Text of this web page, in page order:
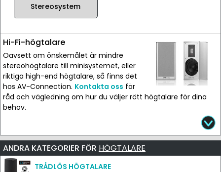
Stereosystem
Hi-Fi-högtalare
Oavsett om önskemålet är mindre
stereohögtalare till minisystemet, eller
riktiga high-end högtalare, så finns det
hos AV-Connection. Kontakta oss för
råd och vägledning om hur du väljer rätt högtalare för dina
behov.
ANDRA KATEGORIER FÖR HÖGTALARE
TRÅDLÖS HÖGTALARE